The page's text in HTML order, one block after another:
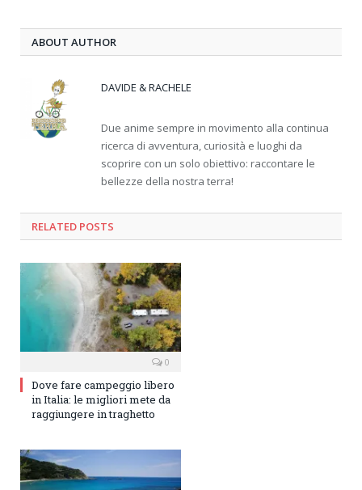
ABOUT AUTHOR
DAVIDE & RACHELE
Due anime sempre in movimento alla continua
ricerca di avventura, curiosità e luoghi da
scoprire con un solo obiettivo: raccontare le
bellezze della nostra terra!
RELATED POSTS
0
Dove fare campeggio libero
in Italia: le migliori mete da
raggiungere in traghetto